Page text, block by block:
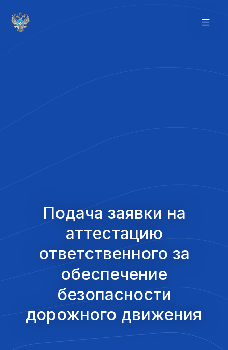
Подача заявки на
аттестацию
ответственного за
обеспечение
безопасности
дорожного движения